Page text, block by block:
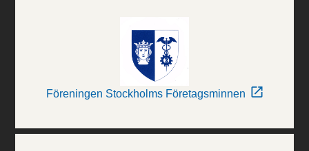
Föreningen Stockholms Företagsminnen